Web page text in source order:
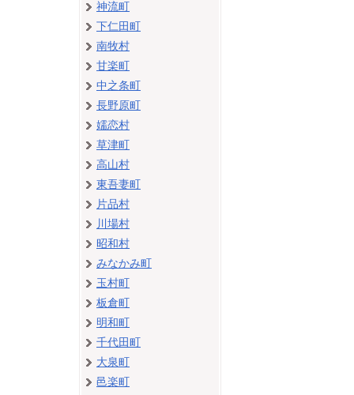
神流町
下仁田町
南牧村
甘楽町
中之条町
長野原町
嬬恋村
草津町
高山村
東吾妻町
片品村
川場村
昭和村
みなかみ町
玉村町
板倉町
明和町
千代田町
大泉町
邑楽町